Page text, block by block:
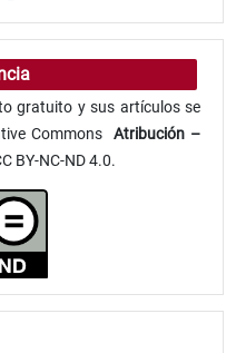
gratuito y sus artículos se
Commons
Atribución–
BY-NC-ND 4.0.